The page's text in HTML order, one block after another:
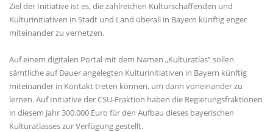
Ziel der Initiative ist es, die zahlreichen Kulturschaffenden und
Kulturinitiativen in Stadt und Land überall in Bayern künftig enger
miteinander zu vernetzen.
Auf einem digitalen Portal mit dem Namen „Kulturatlas“ sollen
sämtliche auf Dauer angelegten Kulturinitiativen in Bayern künftig
miteinander in Kontakt treten können, um dann voneinander zu
lernen. Auf Initiative der CSU-Fraktion haben die Regierungsfraktionen
in diesem Jahr 300.000 Euro für den Aufbau dieses bayerischen
Kulturatlasses zur Verfügung gestellt.